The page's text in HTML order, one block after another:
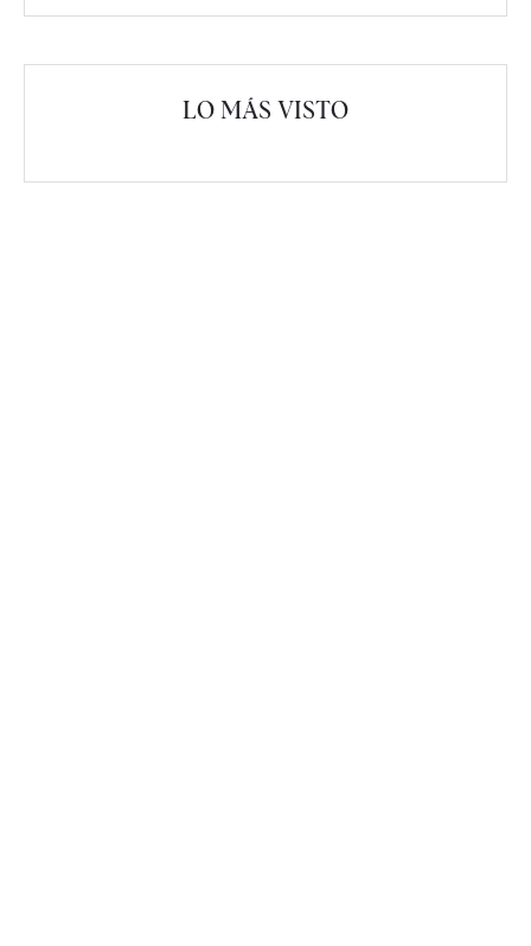
LO MÁS VISTO